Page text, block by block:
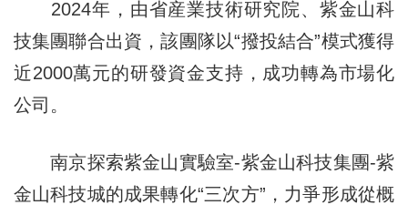
2024年，由省産業技術研究院、紫金山科
技集團聯合出資，該團隊以“撥投結合”模式獲得
近2000萬元的研發資金支持，成功轉為市場化
公司。
南京探索紫金山實驗室-紫金山科技集團-紫
金山科技城的成果轉化“三次方”，力爭形成從概